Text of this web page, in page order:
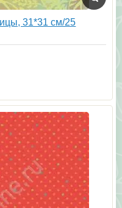
31*31 см/25